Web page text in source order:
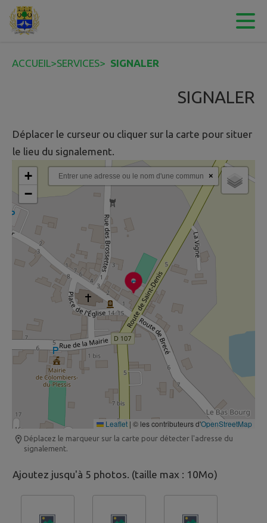
Contenu
ACCUEIL>SERVICES> SIGNALER
SIGNALER
Déplacer le curseur ou cliquer sur la carte pour situer
le lieu du signalement.
+
−
Leaflet | © les contributeurs d'OpenStreetMap
×
Déplacez le marqueur sur la carte pour détecter l'adresse du
signalement.
Ajoutez jusqu'à 5 photos. (taille max : 10Mo)